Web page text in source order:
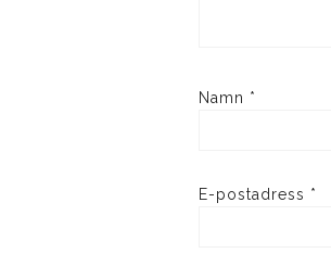
Namn *
E-postadress *